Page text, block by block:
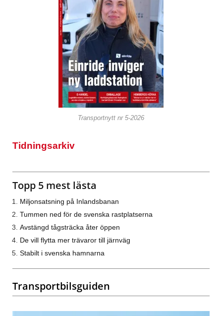
Transportnytt nr 5-2026
Tidningsarkiv
Topp 5 mest lästa
Miljonsatsning på Inlandsbanan
Tummen ned för de svenska rastplatserna
Avstängd tågsträcka åter öppen
De vill flytta mer trävaror till järnväg
Stabilt i svenska hamnarna
Transportbilsguiden